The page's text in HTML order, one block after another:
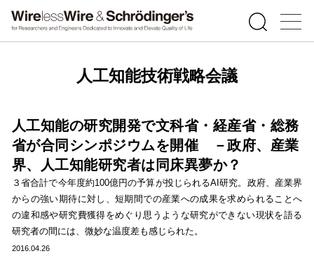
人工知能技術戦略会議
人工知能の研究開発で文科省・経産省・総務
省が合同シンポジウムを開催 －政府、産業
界、人工知能研究者は同床異夢か？
３省合計で今年度約100億円の予算が投じられるAI研究。政府、産業界
からの強い期待に対し、短期間での産業への成果を求められることへ
の違和感や研究費獲得をめぐり思うような研究ができない現状を語る
研究者の間には、微妙な温度差も感じられた。
2016.04.26